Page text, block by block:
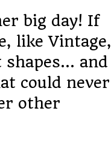
big day! If
like Vintage,
and
could never
other